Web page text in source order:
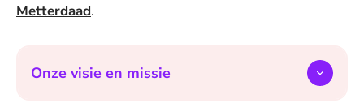
Metterdaad.
Onze visie en missie